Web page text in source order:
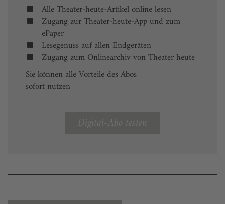
Alle Theater-heute-Artikel online lesen
Zugang zur Theater-heute-App und zum
ePaper
Lesegenuss auf allen Endgeräten
Zugang zum Onlinearchiv von Theater heute
Sie können alle Vorteile des Abos
sofort nutzen
Digital-Abo testen